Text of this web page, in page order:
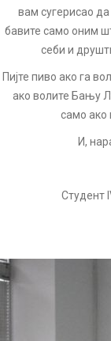
вам сугерисао
бавите само оним
себи и
Пијте пиво ако га
ако волите Бању
само ако
И,
Студент